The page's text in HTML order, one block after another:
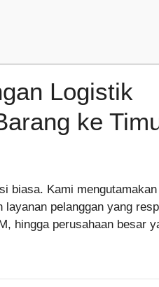
Logistik
ke
biasa. Kami mengutamakan
pelanggan yang
hingga perusahaan besar